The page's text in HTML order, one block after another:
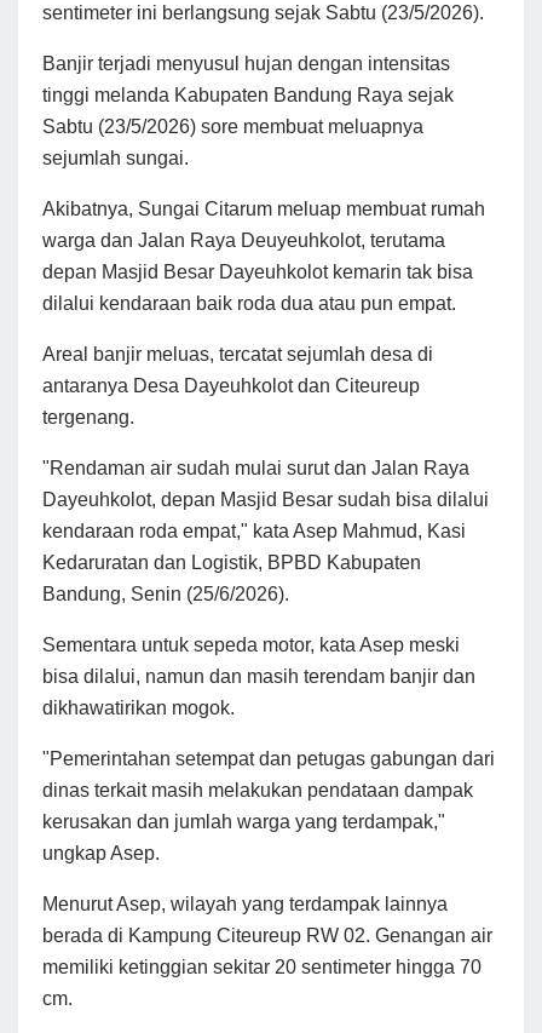
sentimeter ini berlangsung sejak Sabtu (23/5/2026).
Banjir terjadi menyusul hujan dengan intensitas
tinggi melanda Kabupaten Bandung Raya sejak
Sabtu (23/5/2026) sore membuat meluapnya
sejumlah sungai.
Akibatnya, Sungai Citarum meluap membuat rumah
warga dan Jalan Raya Deuyeuhkolot, terutama
depan Masjid Besar Dayeuhkolot kemarin tak bisa
dilalui kendaraan baik roda dua atau pun empat.
Areal banjir meluas, tercatat sejumlah desa di
antaranya Desa Dayeuhkolot dan Citeureup
tergenang.
"Rendaman air sudah mulai surut dan Jalan Raya
Dayeuhkolot, depan Masjid Besar sudah bisa dilalui
kendaraan roda empat," kata Asep Mahmud, Kasi
Kedaruratan dan Logistik, BPBD Kabupaten
Bandung, Senin (25/6/2026).
Sementara untuk sepeda motor, kata Asep meski
bisa dilalui, namun dan masih terendam banjir dan
dikhawatirikan mogok.
"Pemerintahan setempat dan petugas gabungan dari
dinas terkait masih melakukan pendataan dampak
kerusakan dan jumlah warga yang terdampak,"
ungkap Asep.
Menurut Asep, wilayah yang terdampak lainnya
berada di Kampung Citeureup RW 02. Genangan air
memiliki ketinggian sekitar 20 sentimeter hingga 70
cm.